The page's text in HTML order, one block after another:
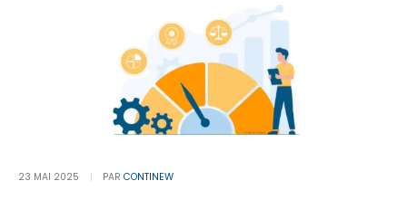
23 MAI 2025 PAR CONTINEW